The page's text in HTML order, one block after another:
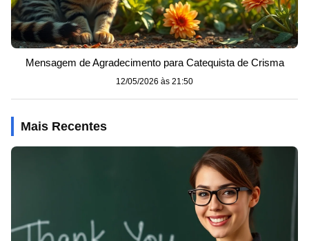
Mensagem de Agradecimento para Catequista de Crisma
12/05/2026 às 21:50
Mais Recentes